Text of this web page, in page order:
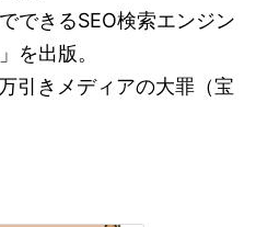
できるSEO検索エンジン
を出版。
引きメディアの大罪（宝